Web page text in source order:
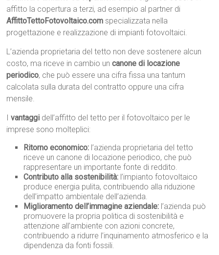
affitto la copertura a terzi, ad esempio al partner di
AffittoTettoFotovoltaico.com specializzata nella
progettazione e realizzazione di impianti fotovoltaici.
L’azienda proprietaria del tetto non deve sostenere alcun
costo, ma riceve in cambio uncanone di locazione
periodico, che può essere una cifra fissa una tantum
calcolata sulla durata del contratto oppure una cifra
mensile.
Ivantaggi dell’affitto del tetto per il fotovoltaico per le
imprese sono molteplici:
Ritorno economico: l’azienda proprietaria del tetto
riceve un canone di locazione periodico, che può
rappresentare un importante fonte di reddito.
Contributo alla sostenibilità: l’impianto fotovoltaico
produce energia pulita, contribuendo alla riduzione
dell’impatto ambientale dell’azienda.
Miglioramento dell’immagine aziendale: l’azienda può
promuovere la propria politica di sostenibilità e
attenzione all’ambiente con azioni concrete,
contribuendo a ridurre l’inquinamento atmosferico e la
dipendenza da fonti fossili.